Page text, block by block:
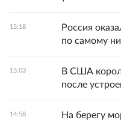
15:18
Россия
по самому
15:03
В США
после
14:58
На берегу